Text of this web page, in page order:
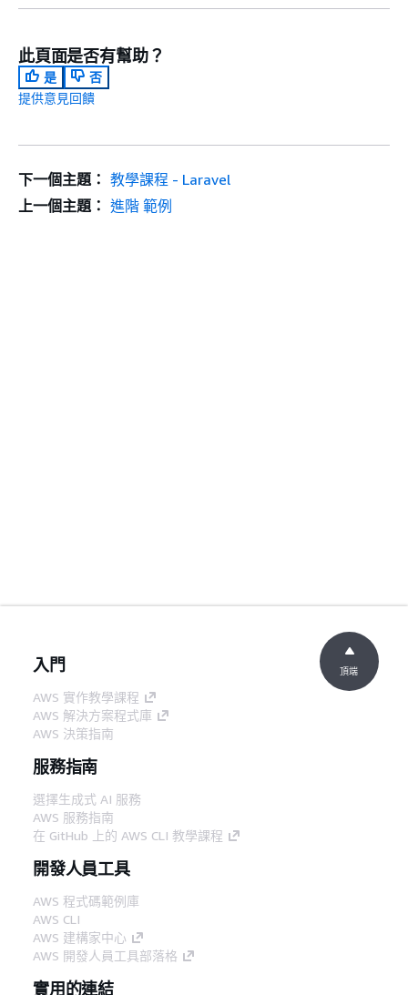
此頁面是否有幫助？
是
否
提供意見回饋
下一個主題： 教學課程 - Laravel
上一個主題： 進階 範例
入門
AWS 實作教學課程
AWS 解決方案程式庫
AWS 決策指南
服務指南
選擇生成式 AI 服務
AWS 服務指南
在 GitHub 上的 AWS CLI 教學課程
開發人員工具
AWS 程式碼範例庫
AWS CLI
AWS 建構家中心
AWS 開發人員工具部落格
實用的連結
頂端